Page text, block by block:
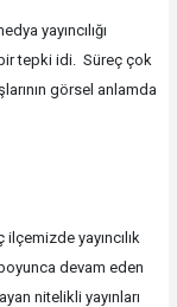
yayıncılığı
tepki idi. Süreç çok
görsel anlamda
yayıncılık
devam eden
nitelikli yayınları